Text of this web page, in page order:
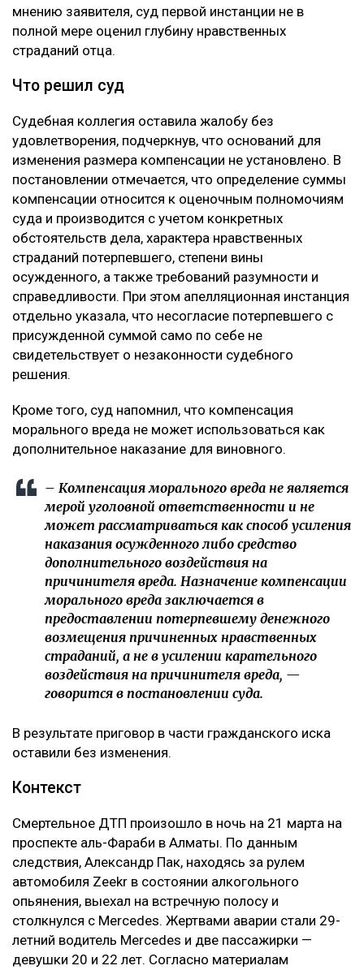
мнению заявителя, суд первой инстанции не в
полной мере оценил глубину нравственных
страданий отца.
Что решил суд
Судебная коллегия оставила жалобу без
удовлетворения, подчеркнув, что оснований для
изменения размера компенсации не установлено. В
постановлении отмечается, что определение суммы
компенсации относится к оценочным полномочиям
суда и производится с учетом конкретных
обстоятельств дела, характера нравственных
страданий потерпевшего, степени вины
осужденного, а также требований разумности и
справедливости. При этом апелляционная инстанция
отдельно указала, что несогласие потерпевшего с
присужденной суммой само по себе не
свидетельствует о незаконности судебного
решения.
Кроме того, суд напомнил, что компенсация
морального вреда не может использоваться как
дополнительное наказание для виновного.
– Компенсация морального вреда не является
мерой уголовной ответственности и не
может рассматриваться как способ усиления
наказания осужденного либо средство
дополнительного воздействия на
причинителя вреда. Назначение компенсации
морального вреда заключается в
предоставлении потерпевшему денежного
возмещения причиненных нравственных
страданий, а не в усилении карательного
воздействия на причинителя вреда, —
говорится в постановлении суда.
В результате приговор в части гражданского иска
оставили без изменения.
Контекст
Смертельное ДТП произошло в ночь на 21 марта на
проспекте аль-Фараби в Алматы. По данным
следствия, Александр Пак, находясь за рулем
автомобиля Zeekr в состоянии алкогольного
опьянения, выехал на встречную полосу и
столкнулся с Mercedes. Жертвами аварии стали 29-
летний водитель Mercedes и две пассажирки —
девушки 20 и 22 лет. Согласно материалам